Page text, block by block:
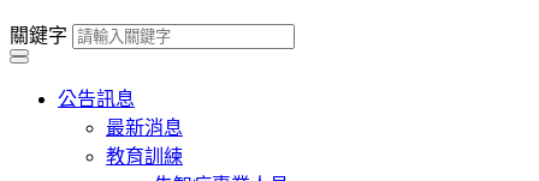
關鍵字
公告訊息
最新消息
教育訓練